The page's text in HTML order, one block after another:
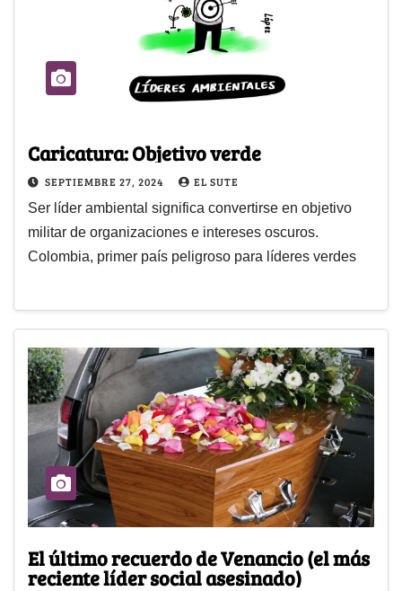
Caricatura: Objetivo verde
SEPTIEMBRE 27, 2024 EL SUTE
Ser líder ambiental significa convertirse en objetivo
militar de organizaciones e intereses oscuros.
Colombia, primer país peligroso para líderes verdes
El último recuerdo de Venancio (el más
reciente líder social asesinado)